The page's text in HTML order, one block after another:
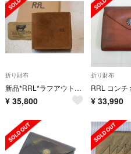
折り財布
新品*RRL*ラフアウト スエード ビルフォード ウォレット *ダブルアールエル
¥ 35,800
折り財布
¥ 33,990